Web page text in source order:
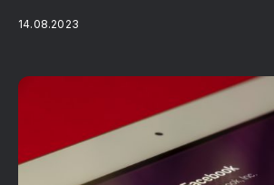
14.08.2023